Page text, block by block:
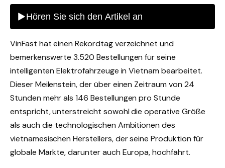
VinFast hat einen Rekordtag verzeichnet und
bemerkenswerte 3.520 Bestellungen für seine
intelligenten Elektrofahrzeuge in Vietnam bearbeitet.
Dieser Meilenstein, der über einen Zeitraum von 24
Stunden mehr als 146 Bestellungen pro Stunde
entspricht, unterstreicht sowohl die operative Größe
als auch die technologischen Ambitionen des
vietnamesischen Herstellers, der seine Produktion für
globale Märkte, darunter auch Europa, hochfährt.